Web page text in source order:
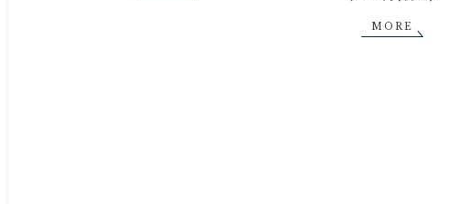
MORE